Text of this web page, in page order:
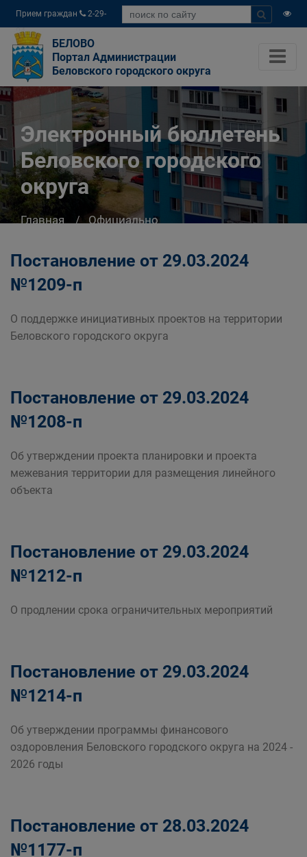
Прием граждан
2-29-
04
БЕЛОВО
Портал Администрации
Беловского городского округа
Электронный бюллетень
Беловского городского
округа
Главная
Официально
Постановление от 29.03.2024
№1209-п
О поддержке инициативных проектов на территории
Беловского городского округа
Постановление от 29.03.2024
№1208-п
Об утверждении проекта планировки и проекта
межевания территории для размещения линейного
объекта
Постановление от 29.03.2024
№1212-п
О продлении срока ограничительных мероприятий
Постановление от 29.03.2024
№1214-п
Об утверждении программы финансового
оздоровления Беловского городского округа на 2024 -
2026 годы
Постановление от 28.03.2024
№1177-п